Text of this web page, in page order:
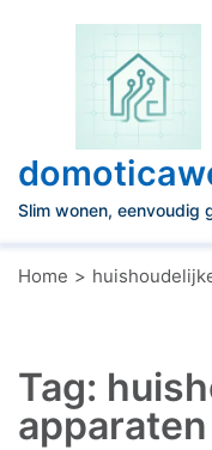
Slim wonen, eenvoudig
Home
Tag: